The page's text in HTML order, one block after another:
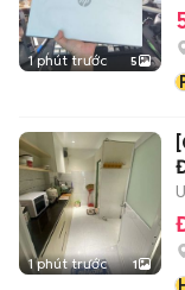
1 phút trước 5
1 phút trước 1